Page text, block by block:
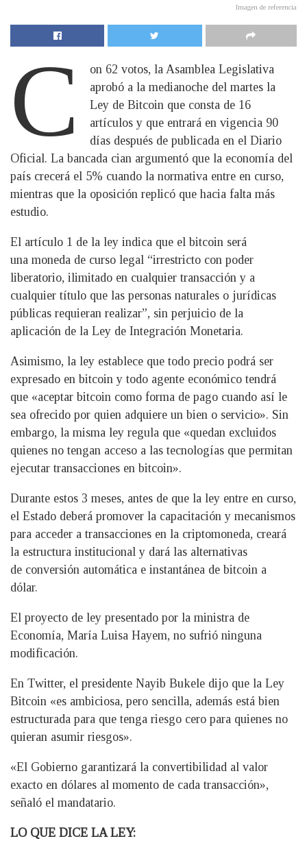
Imagen de referencia
C
on 62 votos, la Asamblea Legislativa
aprobó a la medianoche del martes la
Ley de Bitcoin que consta de 16
artículos y que entrará en vigencia 90
días después de publicada en el Diario
Oficial. La bancada cian argumentó que la economía del
país crecerá el 5% cuando la normativa entre en curso,
mientras que la oposición replicó que hacia falta más
estudio.
El artículo 1 de la ley indica que el bitcoin será
una moneda de curso legal “irrestricto con poder
liberatorio, ilimitado en cualquier transacción y a
cualquier título que las personas naturales o jurídicas
públicas requieran realizar”, sin perjuicio de la
aplicación de la Ley de Integración Monetaria.
Asimismo, la ley establece que todo precio podrá ser
expresado en bitcoin y todo agente económico tendrá
que «aceptar bitcoin como forma de pago cuando así le
sea ofrecido por quien adquiere un bien o servicio». Sin
embargo, la misma ley regula que «quedan excluidos
quienes no tengan acceso a las tecnologías que permitan
ejecutar transacciones en bitcoin».
Durante estos 3 meses, antes de que la ley entre en curso,
el Estado deberá promover la capacitación y mecanismos
para acceder a transacciones en la criptomoneda, creará
la estructura institucional y dará las alternativas
de conversión automática e instantánea de bitcoin a
dólar.
El proyecto de ley presentado por la ministra de
Economía, María Luisa Hayem, no sufrió ninguna
modificación.
En Twitter, el presidente Nayib Bukele dijo que la Ley
Bitcoin «es ambiciosa, pero sencilla, además está bien
estructurada para que tenga riesgo cero para quienes no
quieran asumir riesgos».
«El Gobierno garantizará la convertibilidad al valor
exacto en dólares al momento de cada transacción»,
señaló el mandatario.
LO QUE DICE LA LEY: